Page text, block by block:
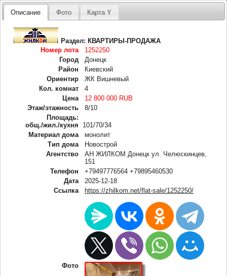
Описание Фото Карта Y
Раздел:КВАРТИРЫ-ПРОДАЖА
Номер лота
1252250
Город
Донецк
Район
Киевский
Ориентир
ЖК Вишневый
Кол. комнат
4
Цена
12 800 000 RUB
Этаж/этажность
8/10
Площадь:
общ./жил./кухня
101/70/34
Материал дома
монолит
Тип дома
Новострой
Агентство
АН ЖИЛКОМ Донецк ул. Челюскинцев,
151
Телефон
+79497776564 +79895460530
Дата
2025-12-18
Ссылка
https://zhilkom.net/flat-sale/1252250/
Фото